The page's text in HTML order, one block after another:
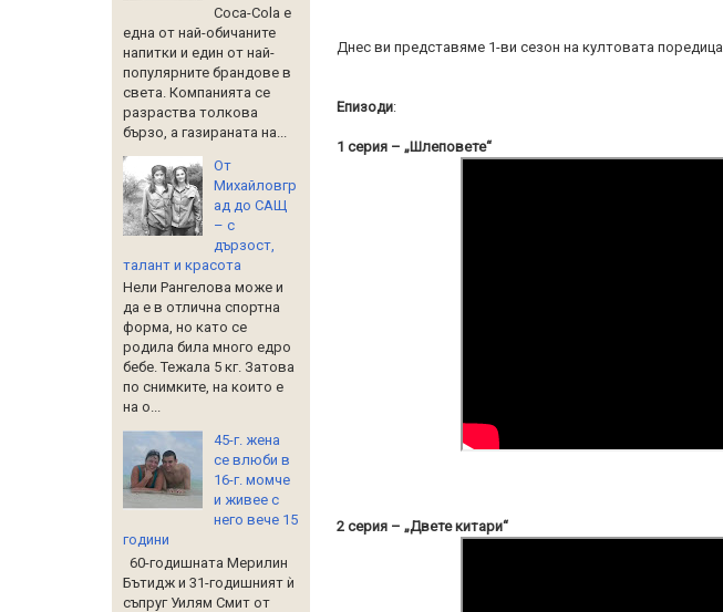
Днес ви представяме 1-ви сезон на култовата поредица
Епизоди:
1 серия – „Шлеповете“
2 серия – „Двете китари“
Coca-Cola е
една от най-обичаните
напитки и един от най-
популярните брандове в
света. Компанията се
разраства толкова
бързо, а газираната на...
От
Михайловгр
ад до САЩ
– с
дързост,
талант и красота
Нели Рангелова може и
да е в отлична спортна
форма, но като се
родила била много едро
бебе. Тежала 5 кг. Затова
по снимките, на които е
на о...
45-г. жена
се влюби в
16-г. момче
и живее с
него вече 15
години
60-годишната Мерилин
Бътидж и 31-годишният ѝ
съпруг Уилям Смит от